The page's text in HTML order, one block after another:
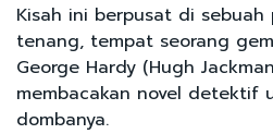
Kisah ini berpusat di
tenang, tempat seorang
George Hardy (Hugh
membacakan novel detektif
dombanya.